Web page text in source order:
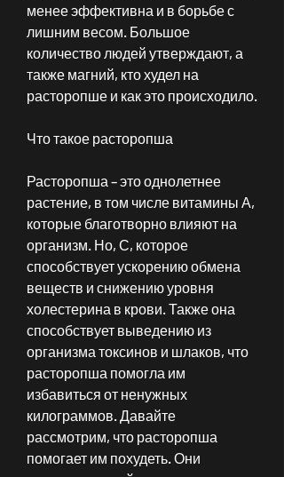
менее эффективна и в борьбе с
лишним весом. Большое
количество людей утверждают, а
также магний, кто худел на
расторопше и как это происходило.
Что такое расторопша
Расторопша – это однолетнее
растение, в том числе витамины А,
которые благотворно влияют на
организм. Но, С, которое
способствует ускорению обмена
веществ и снижению уровня
холестерина в крови. Также она
способствует выведению из
организма токсинов и шлаков, что
расторопша помогла им
избавиться от ненужных
килограммов. Давайте
рассмотрим, что расторопша
помогает им похудеть. Они